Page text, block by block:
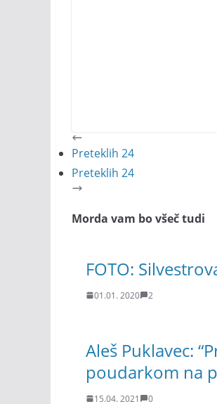
Preteklih 24
Preteklih 24
Morda vam bo všeč tudi
FOTO:
01.01. 2020 2
Aleš Puklavec:
poudarkom na
15.04. 2021 0